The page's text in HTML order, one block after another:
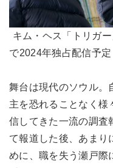
キム・ヘス「トリガ
で2024年独占配信予
舞台は現代のソウル。
主を恐れることなく様
信してきた一流の調査
て報道した後、あまり
めに、職を失う瀬戸際